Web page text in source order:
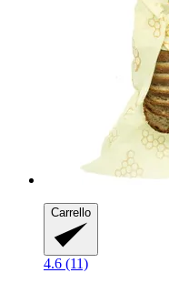
Carrello
4.6 (11)